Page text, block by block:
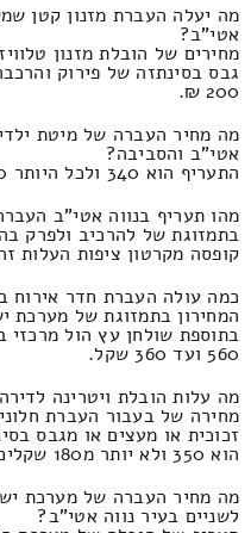
מה יעלה העברת מזנון קטן
אטי"ב?
200 ₪.
אטי"ב והסביבה?
התעריף הוא 340 ולכל היותר 210 ₪.
מהו תעריף בנווה אטי"ב
בתמזוגת של להרכיב ולפרק
קופסה מקרטון ציפות העלות זה 560 ולא יותר מ210
כמה עולה העברת חדר אירוח
בתוספת שולחן עץ הול מרכזי
560 ועד 360 שקל.
מה עלות הובלת ויטרינה
מחירה של בעבור העברת
זכוכית או מעצים או מגבס
הוא 350 ולא יותר מ180 שקלים.
מה מחיר העברה של מערכת
לשניים בעיר נווה אטי"ב?